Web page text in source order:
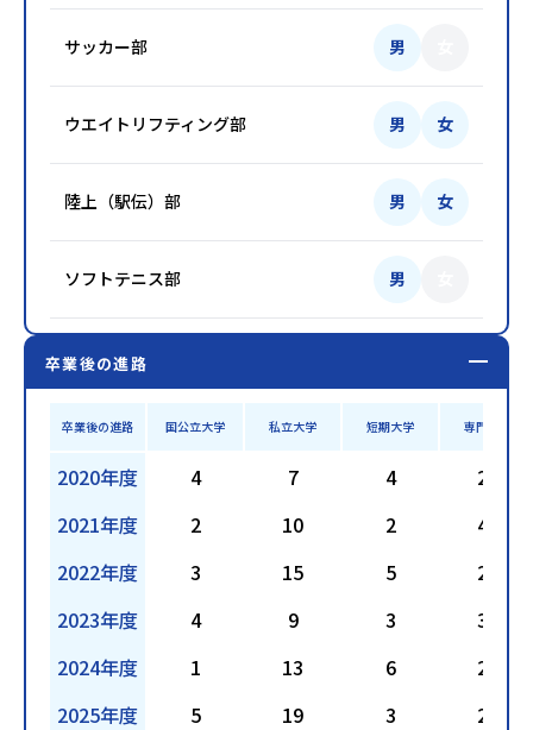
サッカー部 男
ウエイトリフティング部 男 女
陸上（駅伝）部 男 女
ソフトテニス部 男
卒業後の進路
卒業後の進路 国公立大学 私立大学 短期大学 専門学校
2020年度 4 7 4
26
2021年度
2 10 2
43
2022年度
3 15 5
25
2023年度
4 9 3
35
2024年度
1 13 6
24
2025年度
5 19 3 22